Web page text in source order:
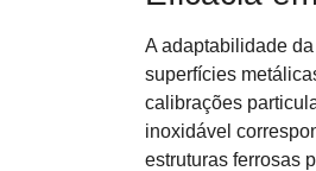
A adaptabilidade
superfícies
calibrações
inoxidável
estruturas ferrosas